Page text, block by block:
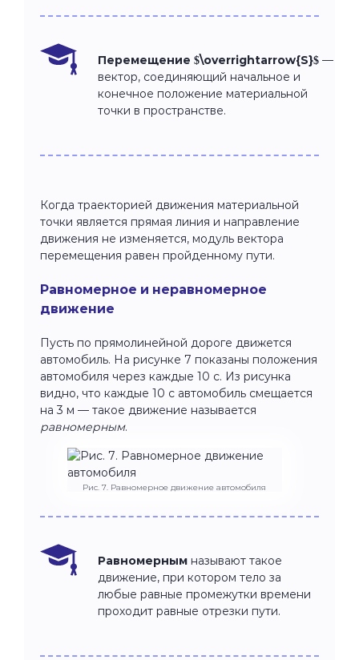
Перемещение $\overrightarrow{S}$ —
вектор, соединяющий начальное и
конечное положение материальной
точки в пространстве.
Когда траекторией движения материальной
точки является прямая линия и направление
движения не изменяется, модуль вектора
перемещения равен пройденному пути.
Равномерное и неравномерное
движение
Пусть по прямолинейной дороге движется
автомобиль. На рисунке 7 показаны положения
автомобиля через каждые 10 с. Из рисунка
видно, что каждые 10 с автомобиль смещается
на 3 м — такое движение называется
равномерным.
Рис. 7. Равномерное движение автомобиля
Равномерным называют такое
движение, при котором тело за
любые равные промежутки времени
проходит равные отрезки пути.